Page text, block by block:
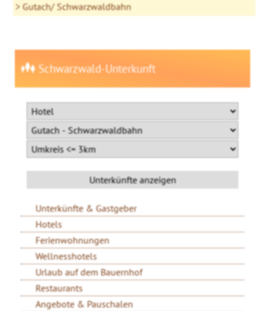
Gutach/ Schwarzwaldbahn
Schwarzwald-Unterkunft
Unterkünfte & Gastgeber
Hotels
Ferienwohnungen
Wellnesshotels
Urlaub auf dem Bauernhof
Restaurants
Angebote & Pauschalen